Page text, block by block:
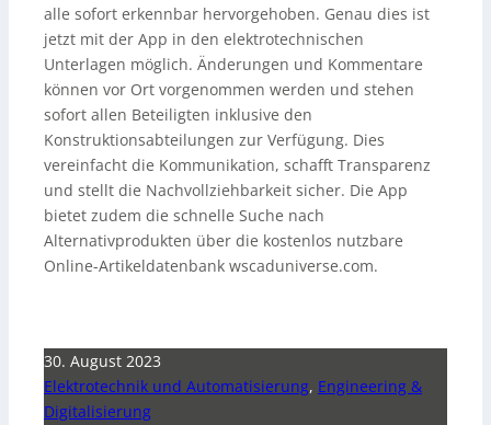
alle sofort erkennbar hervorgehoben. Genau dies ist
jetzt mit der App in den elektrotechnischen
Unterlagen möglich. Änderungen und Kommentare
können vor Ort vorgenommen werden und stehen
sofort allen Beteiligten inklusive den
Konstruktionsabteilungen zur Verfügung. Dies
vereinfacht die Kommunikation, schafft Transparenz
und stellt die Nachvollziehbarkeit sicher. Die App
bietet zudem die schnelle Suche nach
Alternativprodukten über die kostenlos nutzbare
Online-Artikeldatenbank wscaduniverse.com.
30. August 2023
Elektrotechnik und Automatisierung, Engineering &
Digitalisierung